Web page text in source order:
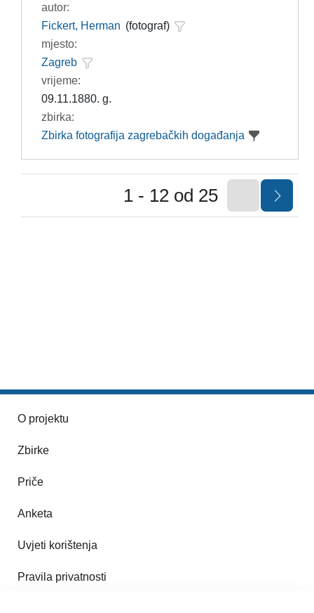
autor:
Fickert, Herman (fotograf)
mjesto:
Zagreb
vrijeme:
09.11.1880. g.
zbirka:
Zbirka fotografija zagrebačkih događanja
1 - 12 od 25
O projektu
Zbirke
Priče
Anketa
Uvjeti korištenja
Pravila privatnosti